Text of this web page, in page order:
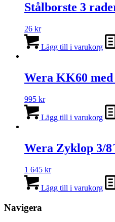
Stålborste 3
26 kr
Lägg till i varukorg
Wera KK60
995 kr
Lägg till i varukorg
Wera Zyklop 3/
1 645 kr
Lägg till i varukorg
Navigera